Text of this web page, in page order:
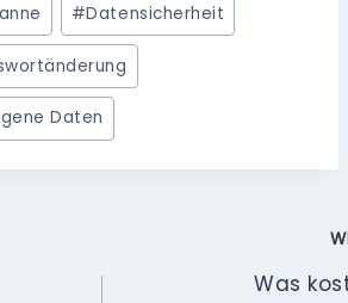
#Datensicherheit
Daten
Was